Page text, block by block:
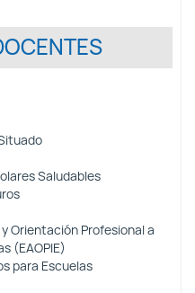
Saludables
y Orientación Profesional a
(EAOPIE)
para Escuelas